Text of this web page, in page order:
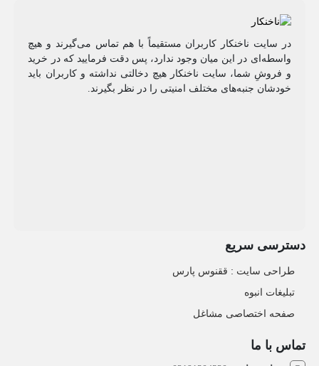
در سایت ناخنکار کاربران مستقیماً با هم تماس می‌گیرند و هیچ
واسطه‌ای در این میان وجود ندارد، پس دقت فرمایید که در خرید
و فروشِ شما، سایت ناخنکار هیچ دخالتی نداشته و کاربران باید
خودشان جنبه‌های مختلف امنیتی را در نظر بگیرند.
دسترسی سریع
طراحی سایت :‌ ققنوس پارس
تبلیغات انبوه
صفحه اختصاصی مشاغل
تماس با ما